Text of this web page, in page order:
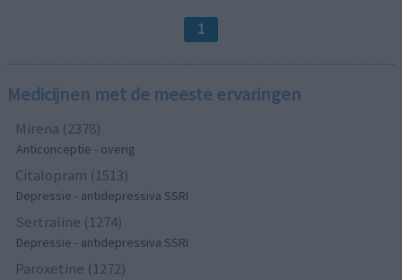
1
Medicijnen met de meeste ervaringen
Mirena (2378)
Anticonceptie - overig
Citalopram (1513)
Depressie - antidepressiva SSRI
Sertraline (1274)
Depressie - antidepressiva SSRI
Paroxetine (1272)